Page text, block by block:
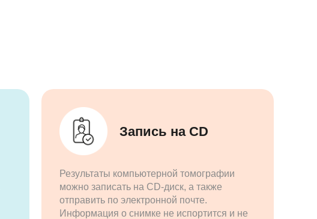
Запись на CD
Результаты компьютерной томографии
можно записать на CD-диск, а также
отправить по электронной почте.
Информация о снимке не испортится и не